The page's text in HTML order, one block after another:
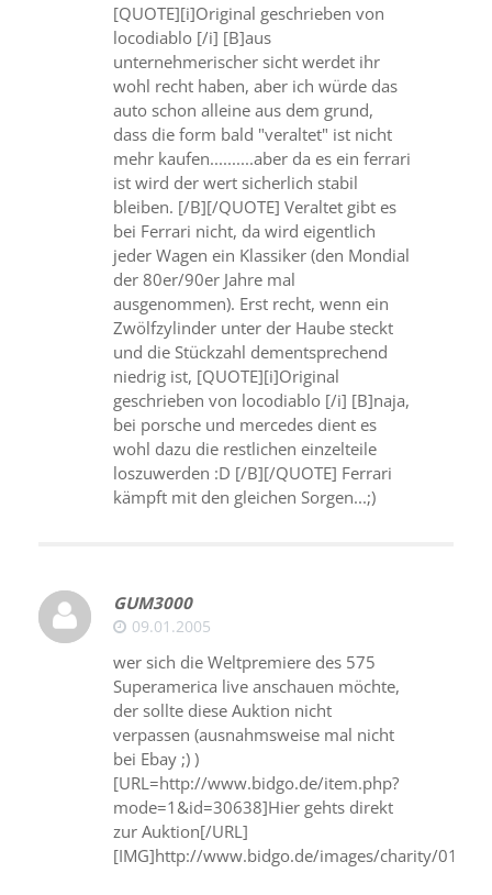
[QUOTE][i]Original geschrieben von
locodiablo [/i] [B]aus
unternehmerischer sicht werdet ihr
wohl recht haben, aber ich würde das
auto schon alleine aus dem grund,
dass die form bald "veraltet" ist nicht
mehr kaufen..........aber da es ein ferrari
ist wird der wert sicherlich stabil
bleiben. [/B][/QUOTE] Veraltet gibt es
bei Ferrari nicht, da wird eigentlich
jeder Wagen ein Klassiker (den Mondial
der 80er/90er Jahre mal
ausgenommen). Erst recht, wenn ein
Zwölfzylinder unter der Haube steckt
und die Stückzahl dementsprechend
niedrig ist, [QUOTE][i]Original
geschrieben von locodiablo [/i] [B]naja,
bei porsche und mercedes dient es
wohl dazu die restlichen einzelteile
loszuwerden :D [/B][/QUOTE] Ferrari
kämpft mit den gleichen Sorgen...;)
GUM3000
09.01.2005
wer sich die Weltpremiere des 575
Superamerica live anschauen möchte,
der sollte diese Auktion nicht
verpassen (ausnahmsweise mal nicht
bei Ebay ;) )
[URL=http://www.bidgo.de/item.php?
mode=1&id=30638]Hier gehts direkt
zur Auktion[/URL]
[IMG]http://www.bidgo.de/images/charity/